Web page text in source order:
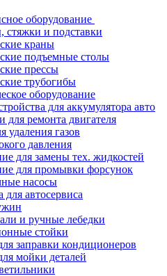
оборудование
стяжки и подставки
краны
подъемные столы
прессы
трубогибы
оборудование
для аккумулятора авто
для ремонта двигателя
удаления газов
давления
для замены тех. жидкостей
для промывки форсунок
насосы
автосервиса
и ручные лебедки
стойки
заправки кондиционеров
мойки деталей